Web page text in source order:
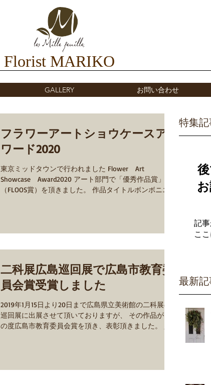
Florist MARIKO
GALLERY お問い合わせ
フラワーアートショウケースア
ワード2020
東京ミッドタウンで行われました Flower Art
Showcase Award2020 アート部門で「優秀作品賞」
（FLOOS賞）を頂きました。 作品タイトルボンボニエー
二科展広島巡回展で広島市教育委
員会賞受賞しました
2019年1月15日より20日まで広島県立美術館の二科展の
巡回展に出展させて頂いておりますが、 その作品がこ
の度広島市教育委員会賞を頂き、表彰頂きました。 少
特集
記事
こ
最新